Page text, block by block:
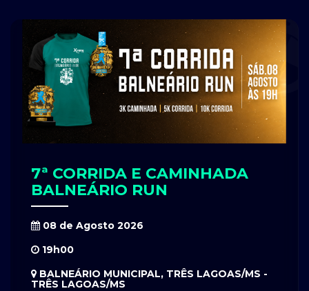
7ª CORRIDA E CAMINHADA
BALNEÁRIO RUN
08 de Agosto 2026
19h00
BALNEÁRIO MUNICIPAL, TRÊS LAGOAS/MS -
TRÊS LAGOAS/MS